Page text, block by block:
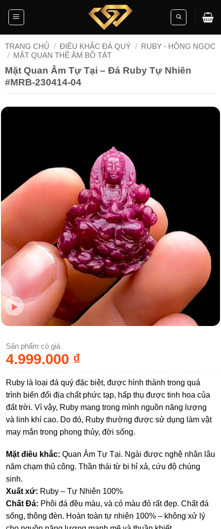
TRANG CHỦ / ĐIÊU KHẮC ĐÁ QUÝ / RUBY - HỒNG NGỌC
/ MẶT QUAN THẾ ÂM BỒ TÁT
Mặt Quan Âm Tự Tại – Đá Ruby Tự Nhiên
#MRB-230414-04
Sản phẩm có giá
4.999.000 ₫
Ruby là loại đá quý đặc biệt, được hình thành trong quá
trình biến đổi địa chất phức tạp, hấp thụ được tinh hoa của
đất trời. Vì vậy, Ruby mang trong mình nguồn năng lượng
và linh khí cao. Do đó, Ruby thường được sử dụng làm vật
may mắn trong phong thủy, đời sống.
Mặt điêu khắc: Quan Âm Tự Tại. Ngài được nghệ nhân lâu
năm chạm thủ công. Thần thái từ bi hỉ xả, cứu độ chúng
sinh.
Xuất xứ: Ruby – Tự Nhiên 100%
Chất Đá: Phôi đá đều màu, và có màu đỏ rất đẹp. Chất đá
sống, thông đèn. Hoàn toàn tự nhiên 100% – không xử lý